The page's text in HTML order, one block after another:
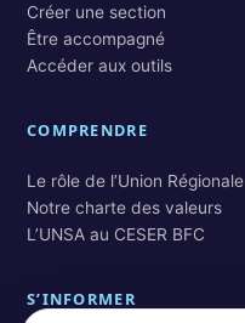
Créer une section
Être accompagné
Accéder aux outils
COMPRENDRE
Le rôle de l’Union Régionale
Notre charte des valeurs
L’UNSA au CESER BFC
S’INFORMER